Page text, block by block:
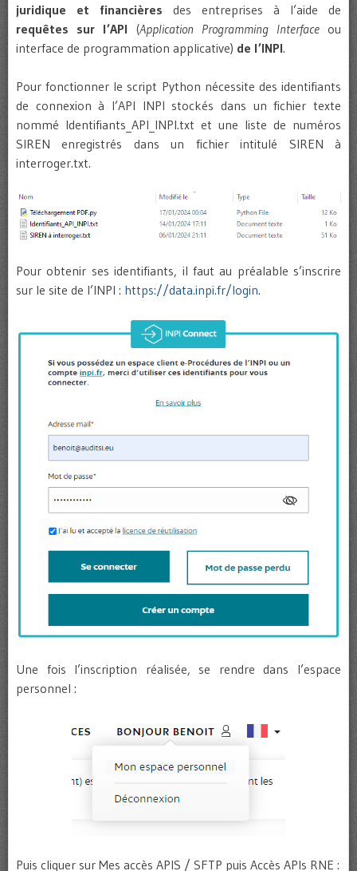
juridique et financières des entreprises à l’aide de
requêtes sur l’API (Application Programming Interfaceou
interface de programmation applicative) de l’INPI.
Pour fonctionner le script Python nécessite des identifiants
de connexion à l’API INPI stockés dans un fichier texte
nommé Identifiants_API_INPI.txt et une liste de numéros
SIREN enregistrés dans un fichier intitulé SIREN à
interroger.txt.
Pour obtenir ses identifiants, il faut au préalable s’inscrire
sur le site de l’INPI : https://data.inpi.fr/login.
Une fois l’inscription réalisée, se rendre dans l’espace
personnel :
Puis cliquer sur Mes accès APIS / SFTP puis Accès APIs RNE :